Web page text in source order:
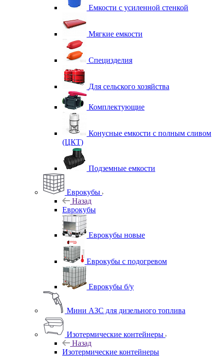
Емкости с усиленной стенкой
Мягкие емкости
Специзделия
Для сельского хозяйства
Комплектующие
Конусные емкости с полным сливом
(ЦКТ)
Подземные емкости
Еврокубы
Назад
Еврокубы
Еврокубы новые
Еврокубы с подогревом
Еврокубы б/у
Мини АЗС для дизельного топлива
Изотермические контейнеры
Назад
Изотермические контейнеры